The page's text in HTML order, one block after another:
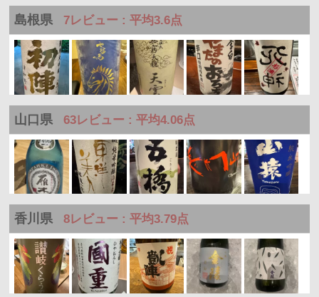
島根県 7レビュー : 平均3.6点
山口県 63レビュー : 平均4.06点
香川県 8レビュー : 平均3.79点